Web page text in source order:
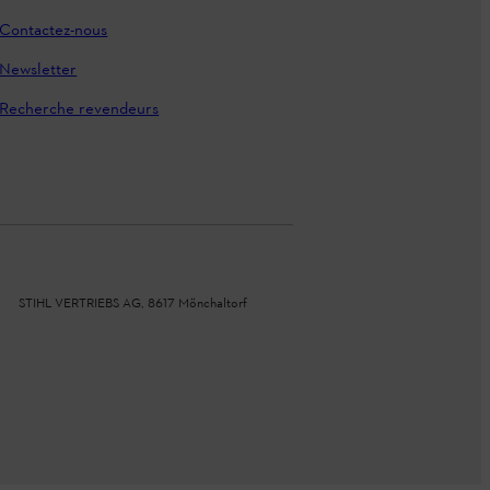
Contactez-nous
Newsletter
Recherche revendeurs
STIHL VERTRIEBS AG, 8617 Mönchaltorf